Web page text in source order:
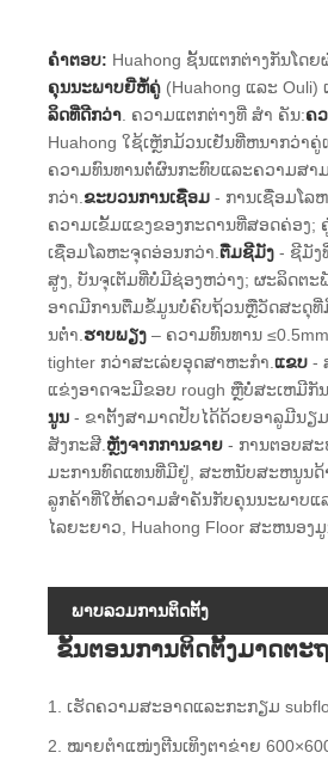
ຄໍາຕອບ: Huahong ຊັ້ນແຕກຕ່າງກັນໂດຍ
ຄຸນນະພາບຍີ່ຫໍ້ຄູ່ (Huahong ແລະ Ouli)
ລິດ​ທີ່​ດີກ​ວ່າ​. ຄວາມແຕກຕ່າງທີ່ ສຳ ຄັນ:ຄ
Huahong ໃຊ້ເຫຼັກມ້ວນເຢັນທີ່ຫນາກວ່າ
ຄວາມທົນທານຕໍ່ຜົນກະທົບແລະຄວາມສາ
ກວ່າ.ຂະບວນການເຊື່ອມ - ການເຊື່ອມໂລ
ຄວາມເຂັ້ມແຂງຂອງກະດານທີ່ສອດຄ່ອງ;
ເຊື່ອມໂລຫະຈຸດອ່ອນກວ່າ.ຕື່ມຊີມັງ - ຊີມັ
ສູງ, ບັນຈຸເຕັມທີ່ບໍ່ມີຊ່ອງຫວ່າງ; ຜະລິດຕ
ອາດມີການຕື່ມຂໍ້ມູນບໍ່ຄົບຖ້ວນຫຼືວັດສະດຸ
ນຕ່ໍາ.ຮາບພຽງ – ຄວາມທົນທານ
tighter ກວ່າສະເລ່ຍອຸດສາຫະກໍາ.ແຂບ -
ແຂ່ງອາດຈະມີຂອບ rough ຫຼືບໍ່ສະເຫມີກັ
ນູນ - ຂາຕັ້ງສາມາດປັບໄດ້ດ້ວຍອາລູມີນຽ
ສັງກະສີ.ຫຼັງຈາກການຂາຍ - ການ​ຕອບ​ສ
ມະ​ການ​ທົດ​ແທນ​ທີ່​ມີ​ຢູ່​, ສະ​ຫນັບ​ສະ​ຫນູນ​ດ້
ລູກຄ້າທີ່ໃຫ້ຄວາມສໍາຄັນກັບຄຸນນະພາບແ
ໄລຍະຍາວ, Huahong Floor ສະຫນອງ
ພາບລວມການຕິດຕັ້ງ
ຂັ້ນຕອນການຕິດຕັ້ງມາດຕະ
1. ເຮັດຄວາມສະອາດແລະກະກຽມ
2. ໝາຍຕໍາແໜ່ງຕີນເທິງຕາຂ່າຍ